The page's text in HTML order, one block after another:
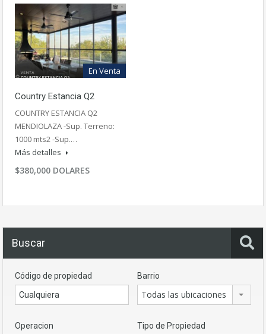
En Venta
Country Estancia Q2
COUNTRY ESTANCIA Q2
MENDIOLAZA -Sup. Terreno:
1000 mts2 -Sup.…
Más detalles
$380,000 DOLARES
Buscar
Código de propiedad Barrio
Todas las ubicaciones
Operacion Tipo de Propiedad